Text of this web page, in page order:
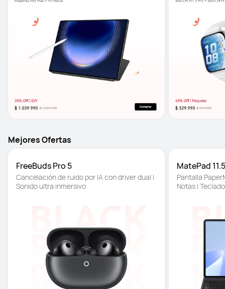
Mejores Ofertas
FreeBuds Pro 5
Cancelación de ruido por IA con driver dual |
Sonido ultra inmersivo
MatePad
Pantalla
Notas |